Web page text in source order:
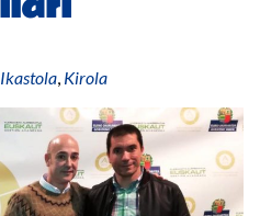
Ikastola, Kirola